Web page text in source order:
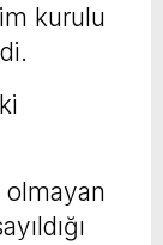
kurulu
olmayan